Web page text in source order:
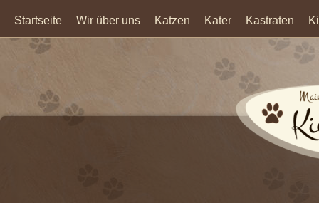
Startseite Wir über uns Katzen Kater Kastraten